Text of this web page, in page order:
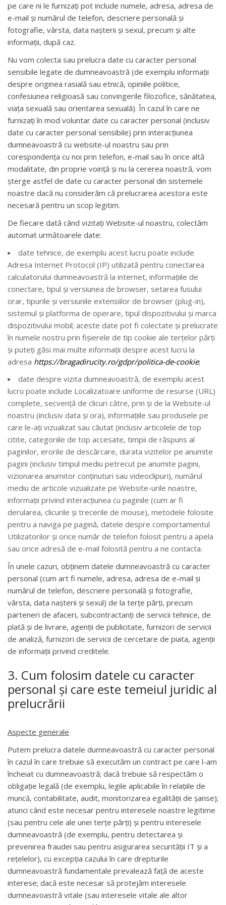
pe care ni le furnizați pot include numele, adresa, adresa de
e-mail și numărul de telefon, descriere personală și
fotografie, vârsta, data nașterii și sexul, precum și alte
informații, după caz.
Nu vom colecta sau prelucra date cu caracter personal
sensibile legate de dumneavoastră (de exemplu informații
despre originea rasială sau etnică, opiniile politice,
confesiunea religioasă sau convingerile filozofice, sănătatea,
viața sexuală sau orientarea sexuală). În cazul în care ne
furnizați în mod voluntar date cu caracter personal (inclusiv
date cu caracter personal sensibile) prin interacțiunea
dumneavoastră cu website-ul noastru sau prin
corespondența cu noi prin telefon, e-mail sau în orice altă
modalitate, din proprie voință și nu la cererea noastră, vom
șterge astfel de date cu caracter personal din sistemele
noastre dacă nu considerăm că prelucrarea acestora este
necesară pentru un scop legitim.
De fiecare dată când vizitați Website-ul noastru, colectăm
automat următoarele date:
date tehnice, de exemplu acest lucru poate include
Adresa Internet Protocol (IP) utilizată pentru conectarea
calculatorului dumneavoastră la internet, informațiile de
conectare, tipul și versiunea de browser, setarea fusului
orar, tipurile și versiunile extensiilor de browser (plug-in),
sistemul și platforma de operare, tipul dispozitivului și marca
dispozitivului mobil; aceste date pot fi colectate și prelucrate
în numele nostru prin fişierele de tip cookie ale terțelor părți
și puteți găsi mai multe informații despre acest lucru la
adresa https://bragadirucity.ro/gdpr/politica-de-cookie;
date despre vizita dumneavoastră, de exemplu acest
lucru poate include Localizatoare uniforme de resurse (URL)
complete, secvență de clicuri către, prin și de la Website-ul
noastru (inclusiv data și ora), informațiile sau produsele pe
care le-ați vizualizat sau căutat (inclusiv articolele de top
citite, categoriile de top accesate, timpii de răspuns al
paginilor, erorile de descărcare, durata vizitelor pe anumite
pagini (inclusiv timpul mediu petrecut pe anumite pagini,
vizionarea anumitor conținuturi sau videoclipuri), numărul
mediu de articole vizualizate pe Website-urile noastre,
informații privind interacțiunea cu paginile (cum ar fi
derularea, clicurile și trecerile de mouse), metodele folosite
pentru a naviga pe pagină, datele despre comportamentul
Utilizatorilor și orice număr de telefon folosit pentru a apela
sau orice adresă de e-mail folosită pentru a ne contacta.
În unele cazuri, obținem datele dumneavoastră cu caracter
personal (cum art fi numele, adresa, adresa de e-mail și
numărul de telefon, descriere personală și fotografie,
vârsta, data nașterii și sexul) de la terțe părți, precum
parteneri de afaceri, subcontractanți de servicii tehnice, de
plată și de livrare, agenții de publicitate, furnizori de servicii
de analiză, furnizori de servicii de cercetare de piata, agenții
de informații privind creditele.
3. Cum folosim datele cu caracter
personal și care este temeiul juridic al
prelucrării
Aspecte generale
Putem prelucra datele dumneavoastră cu caracter personal
în cazul în care trebuie să executăm un contract pe care l-am
încheiat cu dumneavoastră; dacă trebuie să respectăm o
obligație legală (de exemplu, legile aplicabile în relaţiile de
muncă, contabilitate, audit, monitorizarea egalității de șanse);
atunci când este necesar pentru interesele noastre legitime
(sau pentru cele ale unei terțe părți) și pentru interesele
dumneavoastră (de exemplu, pentru detectarea și
prevenirea fraudei sau pentru asigurarea securității IT și a
rețelelor), cu excepția cazului în care drepturile
dumneavoastră fundamentale prevalează față de aceste
interese; dacă este necesar să protejăm interesele
dumneavoastră vitale (sau interesele vitale ale altor